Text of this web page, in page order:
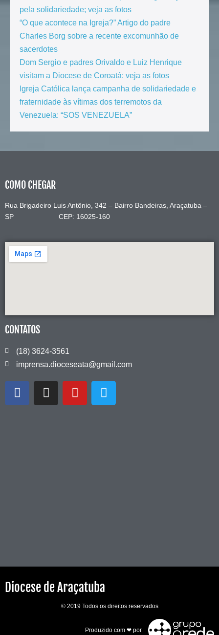
pela solidariedade; veja as fotos
“O que acontece na Igreja?” Artigo do padre
Charles Borg sobre a recente excomunhão de
sacerdotes
Dom Sergio e padres Orivaldo e Luiz Henrique
visitam a Diocese de Coroatá: veja as fotos
Igreja Católica lança campanha de solidariedade e
fraternidade às vítimas dos terremotos da
Venezuela: “SOS VENEZUELA”
COMO CHEGAR
Rua Brigadeiro Luis Antônio, 342 – Bairro Bandeiras, Araçatuba –
SP CEP: 16025-160
CONTATOS
(18) 3624-3561
imprensa.dioceseata@gmail.com
Diocese de Araçatuba
© 2019 Todos os direitos reservados
Produzido com ❤ por